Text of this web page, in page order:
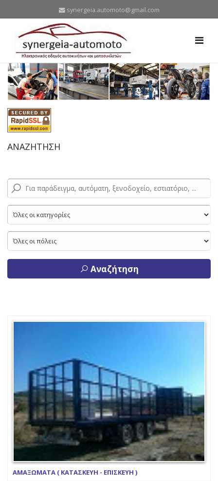
synergeia.automoto@gmail.com
ΑΝΑΖΗΤΗΣΗ
Αναζήτηση
ΑΜΑΞΩΜΑΤΑ ( ΚΑΤΑΣΚΕΥΗ - ΕΠΙΣΚΕΥΗ )